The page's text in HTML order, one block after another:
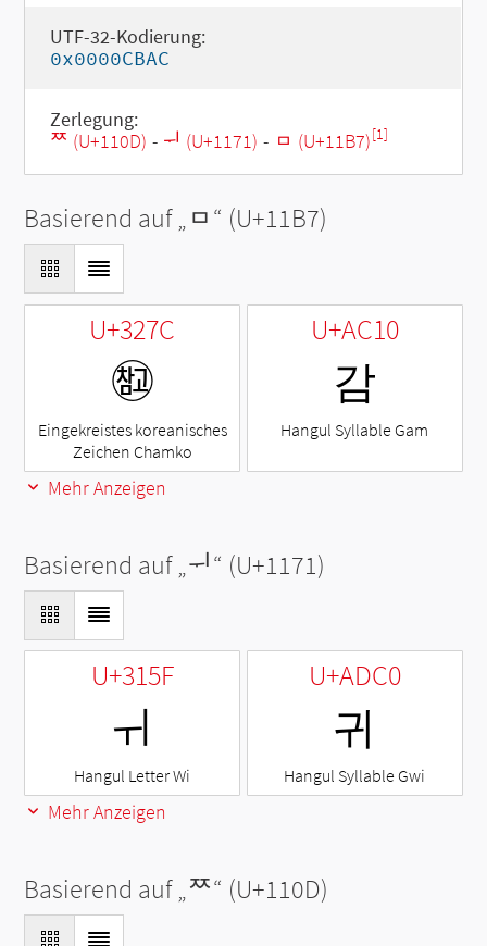
UTF-32-Kodierung:
0x0000CBAC
Zerlegung:
ᄍ (U+110D) - ᅱ (U+1171) - ᆷ (U+11B7)[1]
Basierend auf „ᆷ“ (U+11B7)
U+327C
㉼
Eingekreistes koreanisches
Zeichen Chamko
U+AC10
감
Hangul Syllable Gam
Mehr Anzeigen
Basierend auf „ᅱ“ (U+1171)
U+315F
ㅟ
Hangul Letter Wi
U+ADC0
귀
Hangul Syllable Gwi
Mehr Anzeigen
Basierend auf „ᄍ“ (U+110D)